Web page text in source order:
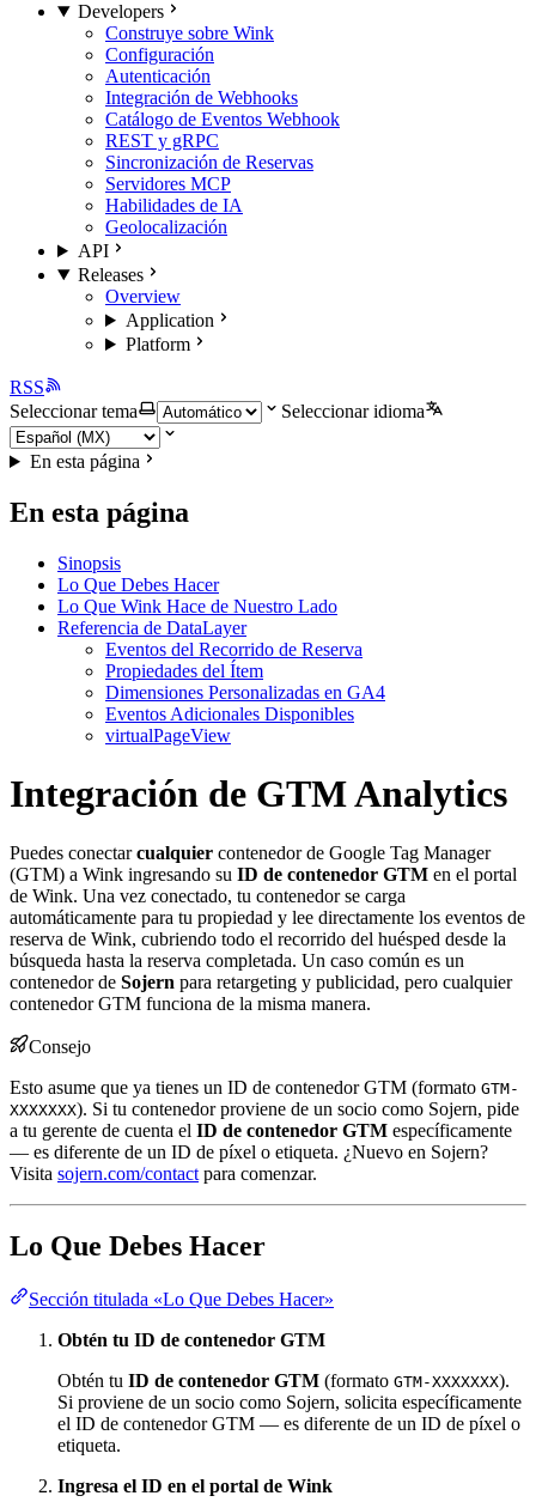
Developers
Construye sobre Wink
Configuración
Autenticación
Integración de Webhooks
Catálogo de Eventos Webhook
REST y gRPC
Sincronización de Reservas
Servidores MCP
Habilidades de IA
Geolocalización
API
Releases
Overview
Application
Platform
RSS
Seleccionar tema
Seleccionar idioma
En esta página
En esta página
Sinopsis
Lo Que Debes Hacer
Lo Que Wink Hace de Nuestro Lado
Referencia de DataLayer
Eventos del Recorrido de Reserva
Propiedades del Ítem
Dimensiones Personalizadas en GA4
Eventos Adicionales Disponibles
virtualPageView
Integración de GTM Analytics
Puedes conectarcualquier contenedor de Google Tag Manager
(GTM) a Wink ingresando su ID de contenedor GTM en el portal
de Wink. Una vez conectado, tu contenedor se carga
automáticamente para tu propiedad y lee directamente los eventos de
reserva de Wink, cubriendo todo el recorrido del huésped desde la
búsqueda hasta la reserva completada. Un caso común es un
contenedor de Sojern para retargeting y publicidad, pero cualquier
contenedor GTM funciona de la misma manera.
Consejo
Esto asume que ya tienes un ID de contenedor GTM (formato GTM-
XXXXXXX). Si tu contenedor proviene de un socio como Sojern, pide
a tu gerente de cuenta el ID de contenedor GTM específicamente
— es diferente de un ID de píxel o etiqueta. ¿Nuevo en Sojern?
Visita sojern.com/contact para comenzar.
Lo Que Debes Hacer
Sección titulada «Lo Que Debes Hacer»
Obtén tu ID de contenedor GTM
Obtén tu ID de contenedor GTM (formato GTM-XXXXXXX).
Si proviene de un socio como Sojern, solicita específicamente
el ID de contenedor GTM — es diferente de un ID de píxel o
etiqueta.
Ingresa el ID en el portal de Wink